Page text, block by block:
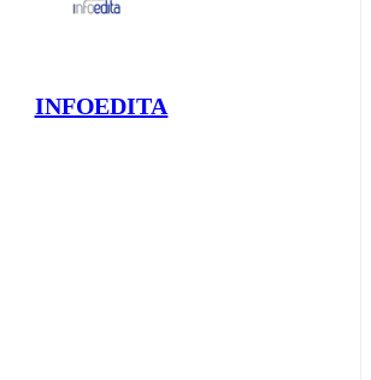
INFOEDITA